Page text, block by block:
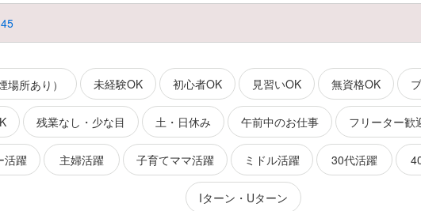
所あり） 未経験OK 初心者OK 見習いOK 無資格OK
残業なし・少な目 土・日休み 午前中のお仕事 フリーター歓
活躍 主婦活躍 子育てママ活躍 ミドル活躍 30代活躍
Iターン・Uターン